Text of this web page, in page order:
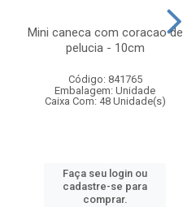
Mini caneca com coracao de
pelucia - 10cm
Código: 841765
Embalagem: Unidade
Caixa Com: 48 Unidade(s)
Faça seu login ou
cadastre-se para
comprar.